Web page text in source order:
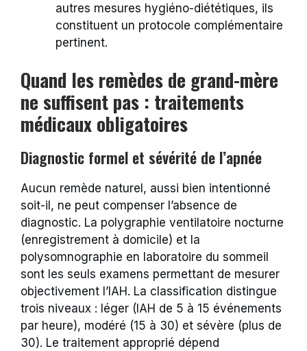
autres mesures hygiéno-diététiques, ils
constituent un protocole complémentaire
pertinent.
Quand les remèdes de grand-mère
ne suffisent pas : traitements
médicaux obligatoires
Diagnostic formel et sévérité de l’apnée
Aucun remède naturel, aussi bien intentionné
soit-il, ne peut compenser l’absence de
diagnostic. La polygraphie ventilatoire nocturne
(enregistrement à domicile) et la
polysomnographie en laboratoire du sommeil
sont les seuls examens permettant de mesurer
objectivement l’IAH. La classification distingue
trois niveaux : léger (IAH de 5 à 15 événements
par heure), modéré (15 à 30) et sévère (plus de
30). Le traitement approprié dépend